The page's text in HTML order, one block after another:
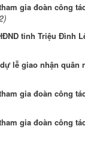
gia đoàn công
tỉnh Triệu Đình
lễ giao nhận quân
gia đoàn công
gia đoàn công